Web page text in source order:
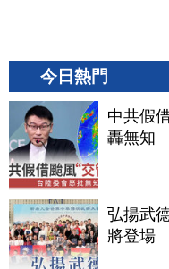
今日熱門
中共假
轟無知
弘揚武
將登場